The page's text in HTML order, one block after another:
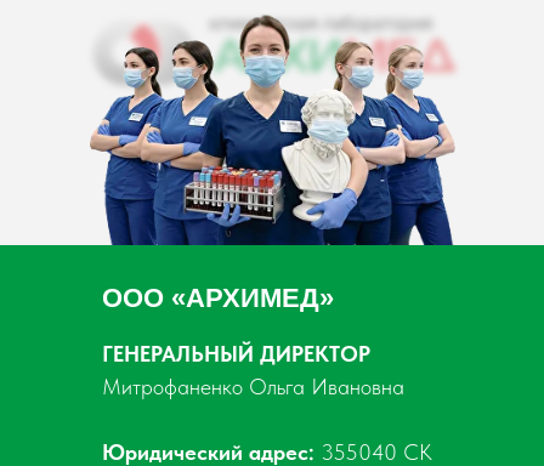
ГЕНЕРАЛЬНЫЙ ДИРЕКТОР
Митрофаненко Ольга Ивановна
Юридический адрес: 355040 СК
ООО «АРХИМЕД»